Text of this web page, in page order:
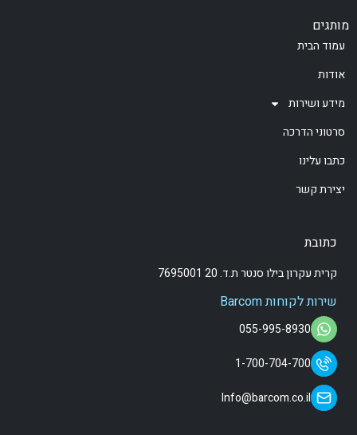
מותגים
עמוד הבית
אודות
מידע ושירות
סרטוני הדרכה
כתבו עלינו
יצירת קשר
כתובת
קרית עקרון בילו סנטר ת.ד. 20 7695001
שירות לקוחות Barcom
055-995-8930
1-700-704-700
Info@barcom.co.il